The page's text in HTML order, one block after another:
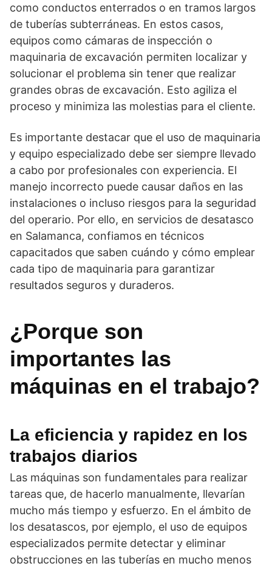
como conductos enterrados o en tramos largos
de tuberías subterráneas. En estos casos,
equipos como cámaras de inspección o
maquinaria de excavación permiten localizar y
solucionar el problema sin tener que realizar
grandes obras de excavación. Esto agiliza el
proceso y minimiza las molestias para el cliente.
Es importante destacar que el uso de maquinaria
y equipo especializado debe ser siempre llevado
a cabo por profesionales con experiencia. El
manejo incorrecto puede causar daños en las
instalaciones o incluso riesgos para la seguridad
del operario. Por ello, en servicios de desatasco
en Salamanca, confiamos en técnicos
capacitados que saben cuándo y cómo emplear
cada tipo de maquinaria para garantizar
resultados seguros y duraderos.
¿Porque son
importantes las
máquinas en el trabajo?
La eficiencia y rapidez en los
trabajos diarios
Las máquinas son fundamentales para realizar
tareas que, de hacerlo manualmente, llevarían
mucho más tiempo y esfuerzo. En el ámbito de
los desatascos, por ejemplo, el uso de equipos
especializados permite detectar y eliminar
obstrucciones en las tuberías en mucho menos